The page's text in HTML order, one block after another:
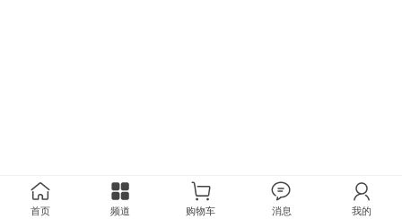
首页 频道 购物车 消息 我的